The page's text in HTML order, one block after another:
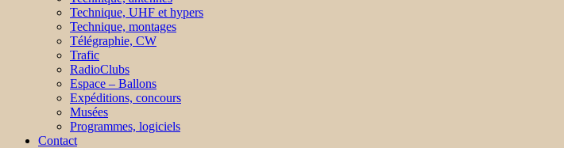
Technique, UHF et hypers
Technique, montages
Télégraphie, CW
Trafic
RadioClubs
Espace – Ballons
Expéditions, concours
Musées
Programmes, logiciels
Contact